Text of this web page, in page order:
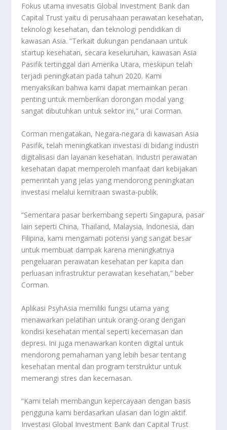
Fokus utama invesatis Global Investment Bank dan
Capital Trust yaitu di perusahaan perawatan kesehatan,
teknologi kesehatan, dan teknologi pendidikan di
kawasan Asia. “Terkait dukungan pendanaan untuk
startup kesehatan, secara keseluruhan, kawasan Asia
Pasifik tertinggal dari Amerika Utara, meskipun telah
terjadi peningkatan pada tahun 2020. Kami
menyaksikan bahwa kami dapat memainkan peran
penting untuk memberikan dorongan modal yang
sangat dibutuhkan untuk sektor ini,” urai Corman.
Corman mengatakan, Negara-negara di kawasan Asia
Pasifik, telah meningkatkan investasi di bidang industri
digitalisasi dan layanan kesehatan. Industri perawatan
kesehatan dapat memperoleh manfaat dari kebijakan
pemerintah yang jelas yang mendorong peningkatan
investasi melalui kemitraan swasta-publik.
“Sementara pasar berkembang seperti Singapura, pasar
lain seperti China, Thailand, Malaysia, Indonesia, dan
Filipina, kami mengamati potensi yang sangat besar
untuk membuat dampak karena meningkatnya
pengeluaran perawatan kesehatan per kapita dan
perluasan infrastruktur perawatan kesehatan,” beber
Corman.
Aplikasi PsyhAsia memiliki fungsi utama yang
menawarkan pelatihan untuk orang-orang dengan
kondisi kesehatan mental seperti kecemasan dan
depresi. Ini juga menawarkan konten digital untuk
mendorong pemahaman yang lebih besar tentang
kesehatan mental dan program terstruktur untuk
memerangi stres dan kecemasan.
“Kami telah membangun kepercayaan dengan basis
pengguna kami berdasarkan ulasan dan login aktif.
Investasi Global Investment Bank dan Capital Trust